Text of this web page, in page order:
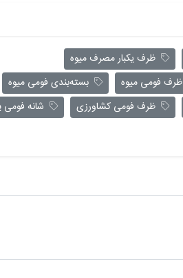
ظرف یکبار مصرف میوه
ظرف فومی میوه
بسته‌بندی فومی میوه
ظرف فومی کشاورزی
شانه